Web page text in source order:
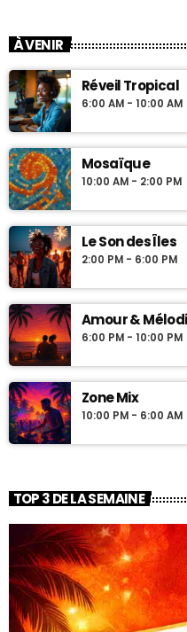
À VENIR
Réveil Tropical
6:00 AM - 10:00 AM
Mosaïque
10:00 AM - 2:00 PM
Le Son des Îles
2:00 PM - 6:00 PM
Amour &
6:00 PM - 10:00 PM
Zone Mix
10:00 PM - 6:00 AM
TOP 3 DE LA SEMAINE